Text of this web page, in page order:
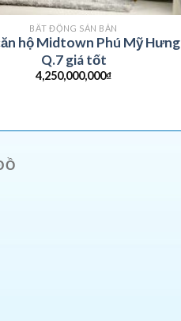
BẤT ĐỘNG SẢN BÁN
hộ Midtown Phú Mỹ Hưng
Q.7 giá tốt
4,250,000,000₫